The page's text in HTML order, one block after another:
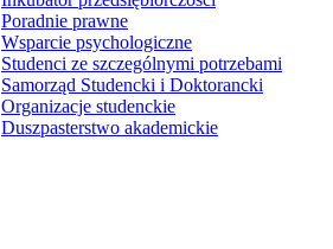
Poradnie prawne
Wsparcie psychologiczne
Studenci ze szczególnymi potrzebami
Samorząd Studencki i Doktorancki
Organizacje studenckie
Duszpasterstwo akademickie